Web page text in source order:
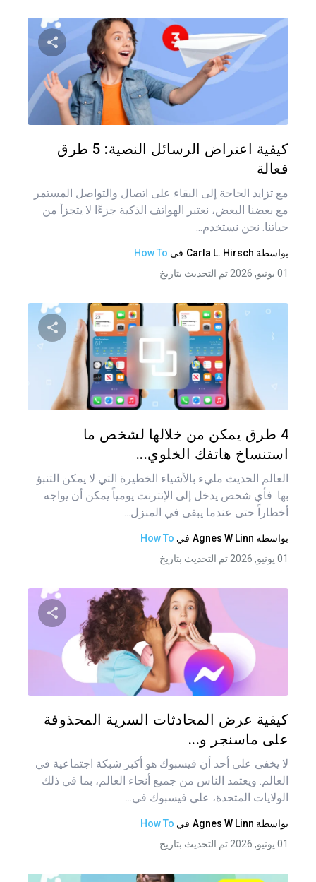
شارك
كيفية اعتراض الرسائل النصية: 5 طرق
فعالة
مع تزايد الحاجة إلى البقاء على اتصال والتواصل المستمر
مع بعضنا البعض، نعتبر الهواتف الذكية جزءًا لا يتجزأ من
حياتنا. نحن نستخدم...
بواسطة Carla L. Hirsch في How To
01 يونيو, 2026 تم التحديث بتاريخ
4 طرق يمكن من خلالها لشخص ما
استنساخ هاتفك الخلوي...
العالم الحديث مليء بالأشياء الخطيرة التي لا يمكن التنبؤ
بها. فأي شخص يدخل إلى الإنترنت يومياً يمكن أن يواجه
أخطاراً حتى عندما يبقى في المنزل...
بواسطة Agnes W Linn في How To
01 يونيو, 2026 تم التحديث بتاريخ
كيفية عرض المحادثات السرية المحذوفة
على ماسنجر و...
لا يخفى على أحد أن فيسبوك هو أكبر شبكة اجتماعية في
العالم. ويعتمد الناس من جميع أنحاء العالم، بما في ذلك
الولايات المتحدة، على فيسبوك في...
بواسطة Agnes W Linn في How To
01 يونيو, 2026 تم التحديث بتاريخ